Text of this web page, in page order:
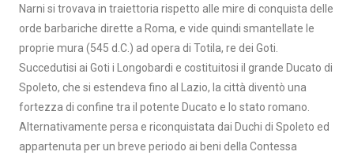
Narni si trovava in traiettoria rispetto alle mire di conquista delle
orde barbariche dirette a Roma, e vide quindi smantellate le
proprie mura (545 d.C.) ad opera di Totila, re dei Goti.
Succedutisi ai Goti i Longobardi e costituitosi il grande Ducato di
Spoleto, che si estendeva fino al Lazio, la città diventò una
fortezza di confine tra il potente Ducato e lo stato romano.
Alternativamente persa e riconquistata dai Duchi di Spoleto ed
appartenuta per un breve periodo ai beni della Contessa